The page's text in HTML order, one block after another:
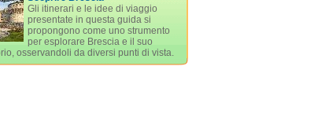
Gli itinerari e le idee di viaggio
presentate in questa guida si
propongono come uno strumento
per esplorare Brescia e il suo
osservandoli da diversi punti di vista.